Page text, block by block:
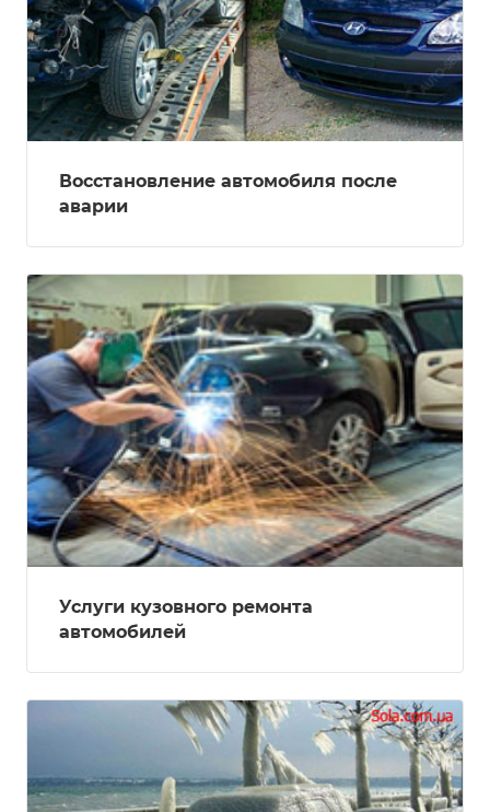
Восстановление автомобиля после
аварии
Услуги кузовного ремонта
автомобилей